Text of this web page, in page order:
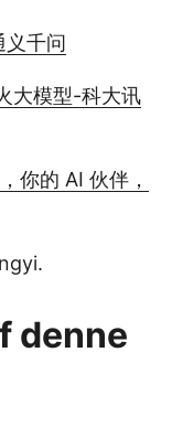
千问
大模型-科大讯
你的 AI 伙伴，
denne